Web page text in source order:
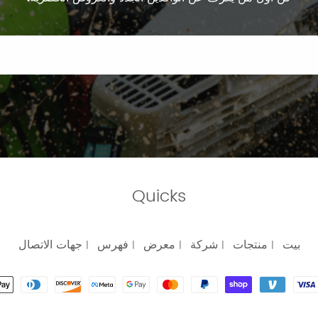
Quicks
بيت | منتجات | شركة | معرض | فهرس | جهات الاتصال